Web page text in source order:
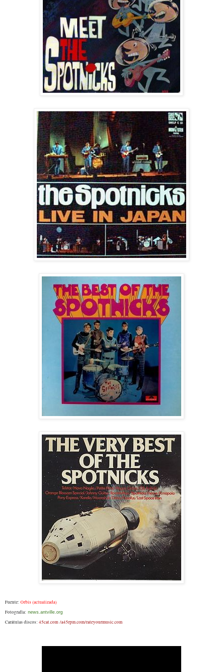
Fuente: Orbis (actualizada)
Fotografía: news.antville.org
Carátulas discos: 45cat.com /a45rpm.com/rateyourmusic.com